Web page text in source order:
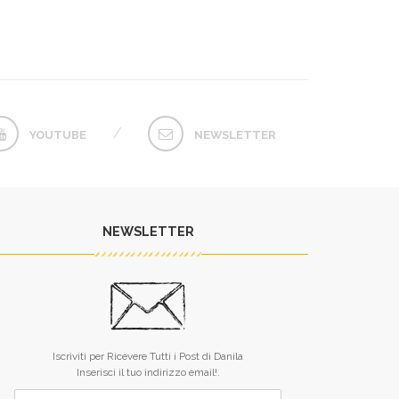
YOUTUBE NEWSLETTER
L’unico difetto dei tuoi libri è che
MONICA ALLEGRUCCI
NEWSLETTER
Iscriviti per Ricevere Tutti i Post di Danila
Inserisci il tuo indirizzo email!.